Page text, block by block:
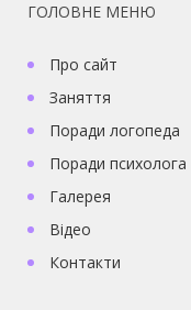
ГОЛОВНЕ МЕНЮ
Про сайт
Заняття
Поради логопеда
Поради психолога
Галерея
Відео
Контакти